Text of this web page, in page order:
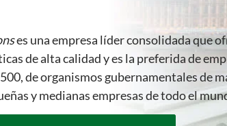
es una empresa líder consolidada que
de alta calidad y es la preferida de
de organismos gubernamentales de
y medianas empresas de todo el